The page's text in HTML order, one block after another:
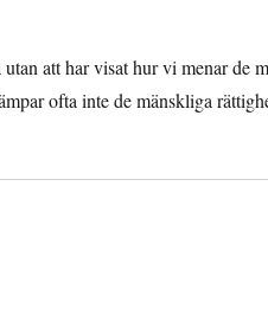
att har visat hur vi menar de
ofta inte de mänskliga